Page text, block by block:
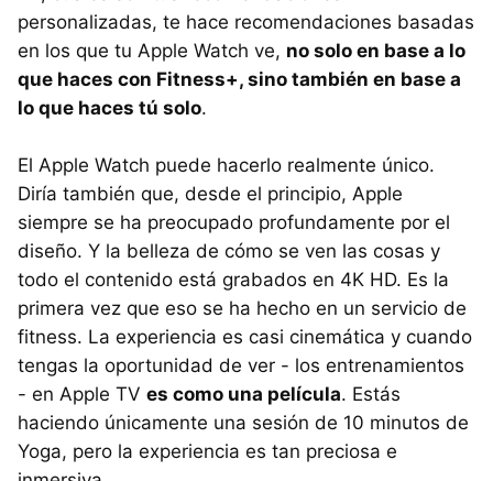
personalizadas, te hace recomendaciones basadas
en los que tu Apple Watch ve, no solo en base a lo
que haces con Fitness+, sino también en base a
lo que haces tú solo.
El Apple Watch puede hacerlo realmente único.
Diría también que, desde el principio, Apple
siempre se ha preocupado profundamente por el
diseño. Y la belleza de cómo se ven las cosas y
todo el contenido está grabados en 4K HD. Es la
primera vez que eso se ha hecho en un servicio de
fitness. La experiencia es casi cinemática y cuando
tengas la oportunidad de ver - los entrenamientos
- en Apple TV es como una película. Estás
haciendo únicamente una sesión de 10 minutos de
Yoga, pero la experiencia es tan preciosa e